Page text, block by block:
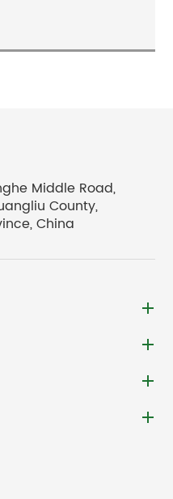
Middle Road,
County,
China